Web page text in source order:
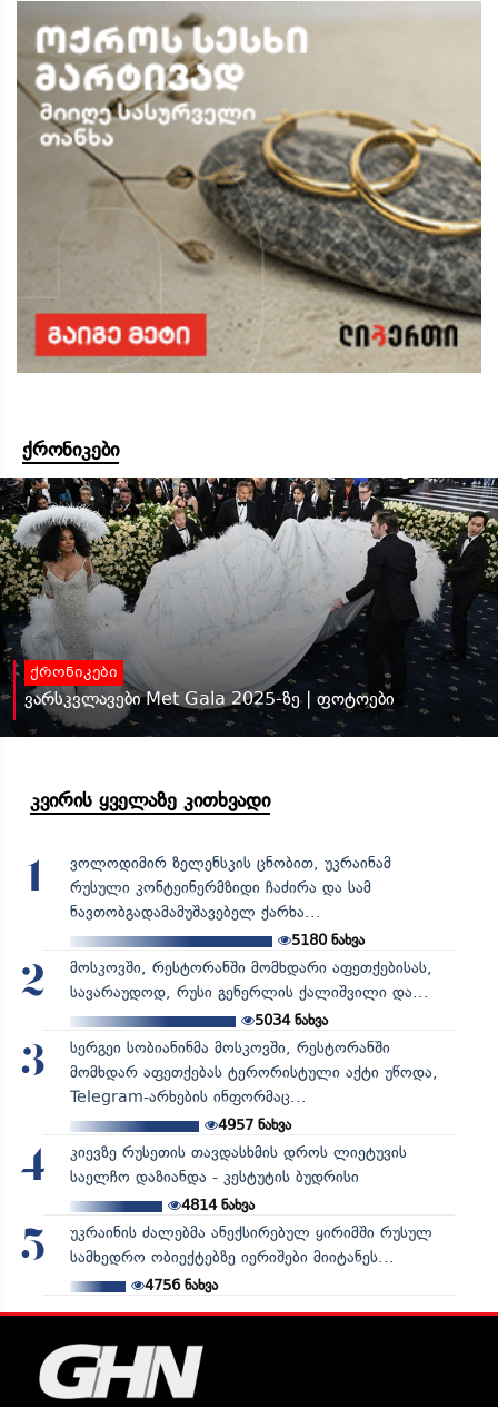
ქრონიკები
ქრონიკები
ვარსკვლავები Met Gala 2025-ზე | ფოტოები
კვირის ყველაზე კითხვადი
1
ვოლოდიმირ ზელენსკის ცნობით, უკრაინამ
რუსული კონტეინერმზიდი ჩაძირა და სამ
ნავთობგადამამუშავებელ ქარხა...
5180ნახვა
2
მოსკოვში, რესტორანში მომხდარი აფეთქებისას,
სავარაუდოდ, რუსი გენერლის ქალიშვილი და...
5034ნახვა
3
სერგეი სობიანინმა მოსკოვში, რესტორანში
მომხდარ აფეთქებას ტერორისტული აქტი უწოდა,
Telegram-არხების ინფორმაც...
4957ნახვა
4
კიევზე რუსეთის თავდასხმის დროს ლიეტუვის
საელჩო დაზიანდა - კესტუტის ბუდრისი
4814ნახვა
5
უკრაინის ძალებმა ანექსირებულ ყირიმში რუსულ
სამხედრო ობიექტებზე იერიშები მიიტანეს...
4756ნახვა